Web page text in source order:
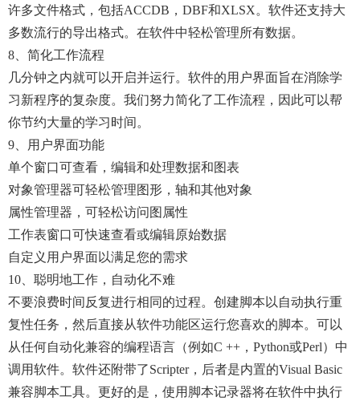
许多文件格式，包括ACCDB，DBF和XLSX。软件还支持大
多数流行的导出格式。在软件中轻松管理所有数据。
8、简化工作流程
几分钟之内就可以开启并运行。软件的用户界面旨在消除学
习新程序的复杂度。我们努力简化了工作流程，因此可以帮
你节约大量的学习时间。
9、用户界面功能
单个窗口可查看，编辑和处理数据和图表
对象管理器可轻松管理图形，轴和其他对象
属性管理器，可轻松访问图属性
工作表窗口可快速查看或编辑原始数据
自定义用户界面以满足您的需求
10、聪明地工作，自动化不难
不要浪费时间反复进行相同的过程。创建脚本以自动执行重
复性任务，然后直接从软件功能区运行您喜欢的脚本。可以
从任何自动化兼容的编程语言（例如C ++，Python或Perl）中
调用软件。软件还附带了Scripter，后者是内置的Visual Basic
兼容脚本工具。更好的是，使用脚本记录器将在软件中执行